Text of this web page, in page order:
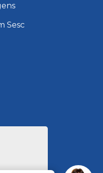
Sesc